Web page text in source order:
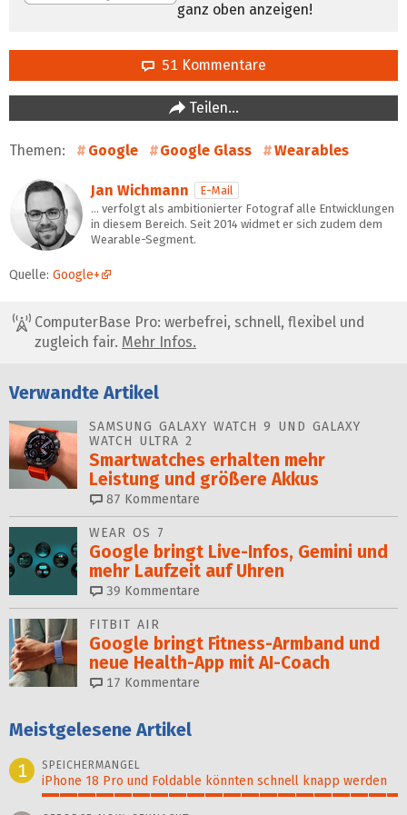
ganz oben anzeigen!
51 Kommentare
Teilen…
Themen: Google Google Glass Wearables
Jan Wichmann
E-Mail
… verfolgt als ambitionierter Fotograf alle Entwicklungen
in diesem Bereich. Seit 2014 widmet er sich zudem dem
Wearable-Segment.
Quelle: Google+
ComputerBase Pro: werbefrei, schnell, flexibel und
zugleich fair. Mehr Infos.
Verwandte Artikel
SAMSUNG GALAXY WATCH 9 UND GALAXY
WATCH ULTRA 2
Smartwatches erhalten mehr
Leistung und größere Akkus
87 Kommentare
WEAR OS 7
Google bringt Live-Infos, Gemini und
mehr Laufzeit auf Uhren
39 Kommentare
FITBIT AIR
Google bringt Fitness-Armband und
neue Health-App mit AI-Coach
17 Kommentare
Meistgelesene Artikel
1
SPEICHERMANGEL
iPhone 18 Pro und Foldable könnten schnell knapp werden
100%